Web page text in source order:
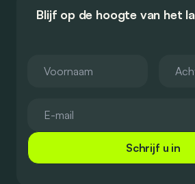
Blijf op de hoogte van het
Schrijf u in